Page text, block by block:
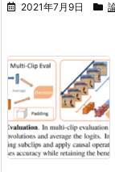
2021年7月9日